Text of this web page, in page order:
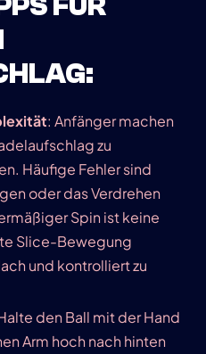
: Anfänger machen
zu
Häufige Fehler sind
oder das Verdrehen
Spin ist keine
Slice-Bewegung
und kontrolliert zu
den Ball mit der Hand
Arm hoch nach hinten